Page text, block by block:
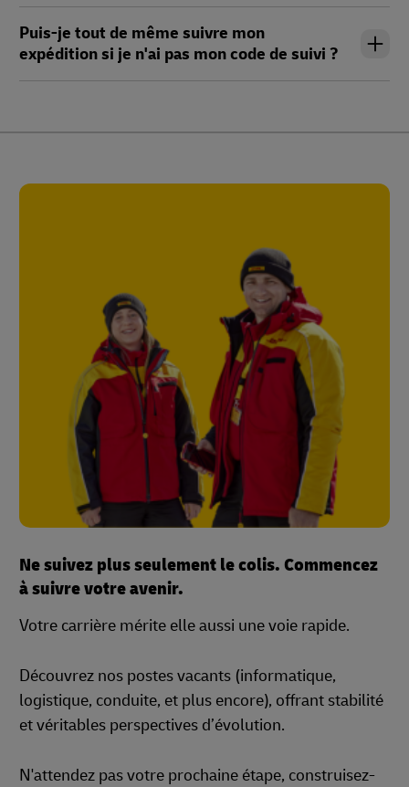
Puis-je tout de même suivre mon
expédition si je n'ai pas mon code de suivi ?
Ne suivez plus seulement le colis. Commencez
à suivre votre avenir.
Votre carrière mérite elle aussi une voie rapide.
Découvrez nos postes vacants (informatique,
logistique, conduite, et plus encore), offrant stabilité
et véritables perspectives d’évolution.
N'attendez pas votre prochaine étape, construisez-